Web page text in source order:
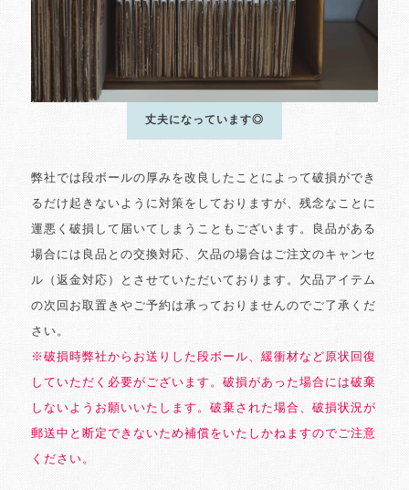
丈夫になっています◎
弊社では段ボールの厚みを改良したことによって破損ができ
るだけ起きないように対策をしておりますが、残念なことに
運悪く破損して届いてしまうこともございます。良品がある
場合には良品との交換対応、欠品の場合はご注文のキャンセ
ル（返金対応）とさせていただいております。欠品アイテム
の次回お取置きやご予約は承っておりませんのでご了承くだ
さい。
※破損時弊社からお送りした段ボール、緩衝材など原状回復
していただく必要がございます。破損があった場合には破棄
しないようお願いいたします。破棄された場合、破損状況が
郵送中と断定できないため補償をいたしかねますのでご注意
ください。